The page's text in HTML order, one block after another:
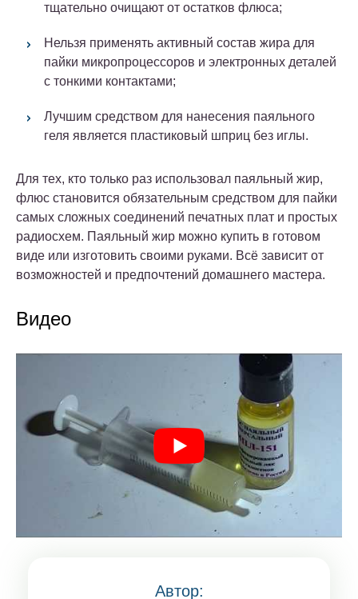
тщательно очищают от остатков флюса;
Нельзя применять активный состав жира для
пайки микропроцессоров и электронных деталей
с тонкими контактами;
Лучшим средством для нанесения паяльного
геля является пластиковый шприц без иглы.
Для тех, кто только раз использовал паяльный жир,
флюс становится обязательным средством для пайки
самых сложных соединений печатных плат и простых
радиосхем. Паяльный жир можно купить в готовом
виде или изготовить своими руками. Всё зависит от
возможностей и предпочтений домашнего мастера.
Видео
Автор: